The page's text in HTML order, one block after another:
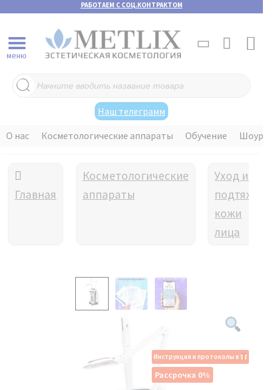
РАБОТАЕМ С СОЦ.КОНТРАКТОМ
Поиск
товаров
Наш телеграмм
меню
О нас Косметологические аппараты Обучение
Главная
Косметологические
аппараты
Уход и
подтяжка
кожи
лица
Инструкция и протоколы в
Рассрочка 0%